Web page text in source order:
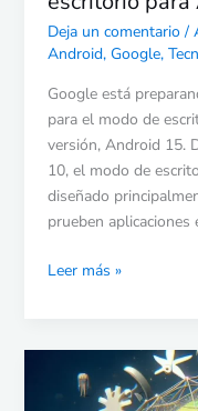
Deja un comentario /
Android, Google,
Google está
para el modo de
versión, Android 15.
10, el modo de
diseñado
prueben
Leer más »
FMD